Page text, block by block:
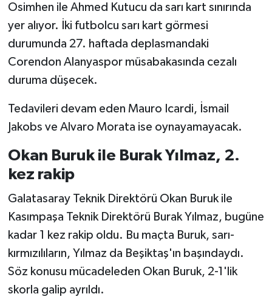
Osimhen ile Ahmed Kutucu da sarı kart sınırında
yer alıyor. İki futbolcu sarı kart görmesi
durumunda 27. haftada deplasmandaki
Corendon Alanyaspor müsabakasında cezalı
duruma düşecek.
Tedavileri devam eden Mauro Icardi, İsmail
Jakobs ve Alvaro Morata ise oynayamayacak.
Okan Buruk ile Burak Yılmaz, 2.
kez rakip
Galatasaray Teknik Direktörü Okan Buruk ile
Kasımpaşa Teknik Direktörü Burak Yılmaz, bugüne
kadar 1 kez rakip oldu. Bu maçta Buruk, sarı-
kırmızılıların, Yılmaz da Beşiktaş'ın başındaydı.
Söz konusu mücadeleden Okan Buruk, 2-1'lik
skorla galip ayrıldı.